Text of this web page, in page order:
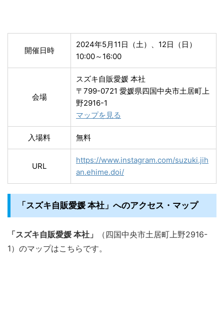
開催日時
2024年5月11日（土）、12日（日）
10:00～16:00
会場
スズキ自販愛媛 本社
〒799-0721 愛媛県四国中央市土居町上
野2916-1
マップを見る
入場料 無料
URL
https://www.instagram.com/suzuki.jih
an.ehime.doi/
「スズキ自販愛媛 本社」へのアクセス・マップ
「スズキ自販愛媛 本社」
（四国中央市土居町上野2916-
1）のマップはこちらです。